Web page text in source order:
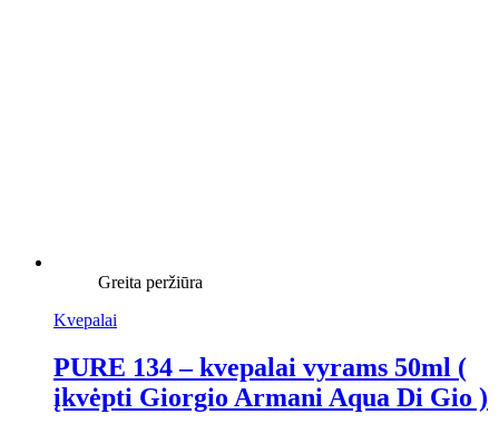
Greita peržiūra
Kvepalai
PURE 134 – kvepalai vyrams 50ml (
įkvėpti Giorgio Armani Aqua Di Gio )